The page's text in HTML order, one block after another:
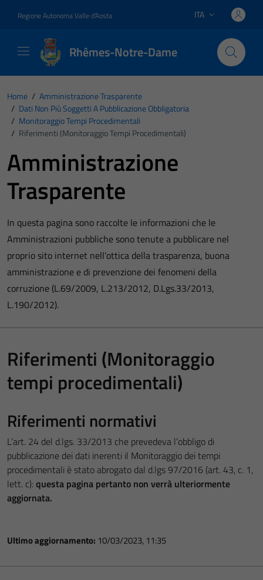
Regione Autonoma Valle d'Aosta Lingua attiva:
ITA
Rhêmes-Notre-Dame
Home / Amministrazione Trasparente
/ Dati Non Più Soggetti A Pubblicazione Obbligatoria
/ Monitoraggio Tempi Procedimentali
/ Riferimenti (Monitoraggio Tempi Procedimentali)
Amministrazione
Trasparente
In questa pagina sono raccolte le informazioni che le
Amministrazioni pubbliche sono tenute a pubblicare nel
proprio sito internet nell’ottica della trasparenza, buona
amministrazione e di prevenzione dei fenomeni della
corruzione (L.69/2009, L.213/2012, D.Lgs.33/2013,
L.190/2012).
Riferimenti (Monitoraggio
tempi procedimentali)
Riferimenti normativi
L’art. 24 del d.lgs. 33/2013 che prevedeva l’obbligo di
pubblicazione dei dati inerenti il Monitoraggio dei tempi
procedimentali è stato abrogato dal d.lgs 97/2016 (art. 43, c. 1,
lett. c): questa pagina pertanto non verrà ulteriormente
aggiornata.
Ultimo aggiornamento: 10/03/2023, 11:35